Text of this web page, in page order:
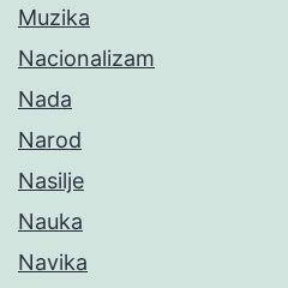
Muzika
Nacionalizam
Nada
Narod
Nasilje
Nauka
Navika